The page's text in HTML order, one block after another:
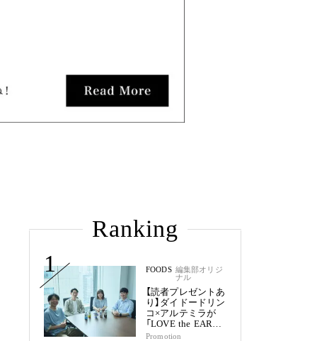
Ranking
1
FOODS 編集部オリジ
ナル
【読者プレゼントあ
り】ダイドードリン
コ×アルテミラが
「LOVE the EARTH
シリーズ」で目指す
Promotion